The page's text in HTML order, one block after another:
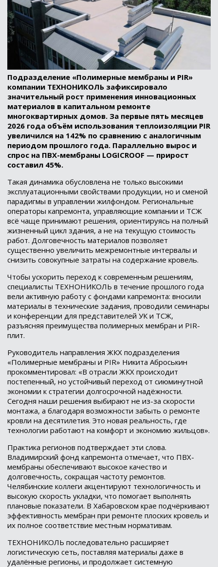
Подразделение «Полимерные мембраны и PIR»
компании ТЕХНОНИКОЛЬ зафиксировало
значительный рост применения инновационных
материалов в капитальном ремонте
многоквартирных домов. За первые пять месяцев
2026 года объём использования теплоизоляции PIR
увеличился на 142% по сравнению с аналогичным
периодом прошлого года. Параллельно вырос и
спрос на ПВХ-мембраны LOGICROOF — прирост
составил 45%.
Такая динамика обусловлена не только высокими
эксплуатационными свойствами продукции, но и сменой
парадигмы в управлении жилфондом. Региональные
операторы капремонта, управляющие компании и ТСЖ
всё чаще принимают решения, ориентируясь на полный
жизненный цикл здания, а не на текущую стоимость
работ. Долговечность материалов позволяет
существенно увеличить межремонтные интервалы и
снизить совокупные затраты на содержание кровель.
Чтобы ускорить переход к современным решениям,
специалисты ТЕХНОНИКОЛЬ в течение прошлого года
вели активную работу с фондами капремонта: вносили
материалы в технические задания, проводили семинары
и конференции для представителей УК и ТСЖ,
разъясняя преимущества полимерных мембран и PIR-
плит.
Руководитель направления ЖКХ подразделения
«Полимерные мембраны и PIR» Никита Аброськин
прокомментировал: «В отрасли ЖКХ происходит
постепенный, но устойчивый переход от сиюминутной
экономии к стратегии долгосрочной надёжности.
Сегодня наши решения выбирают не из-за скорости
монтажа, а благодаря возможности забыть о ремонте
кровли на десятилетия. Это новая реальность, где
технологии работают на комфорт и экономию жильцов».
Практика регионов подтверждает эти слова.
Владимирский фонд капремонта отмечает, что ПВХ-
мембраны обеспечивают высокое качество и
долговечность, сокращая частоту ремонтов.
Челябинские коллеги акцентируют технологичность и
высокую скорость укладки, что помогает выполнять
плановые показатели. В Хабаровском крае подчёркивают
эффективность мембран при ремонте плоских кровель и
их полное соответствие местным нормативам.
ТЕХНОНИКОЛЬ последовательно расширяет
логистическую сеть, поставляя материалы даже в
удалённые регионы, и продолжает системную